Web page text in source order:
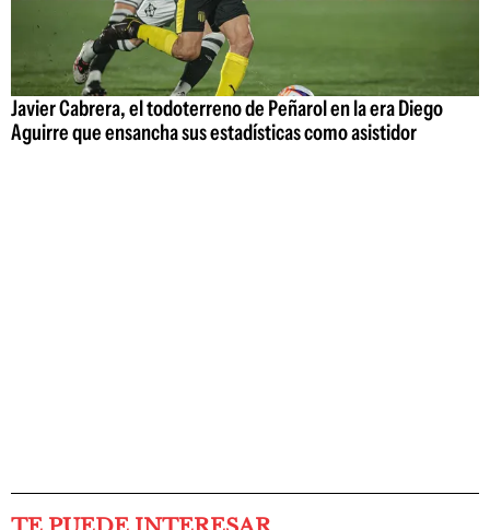
Javier Cabrera, el todoterreno de Peñarol en la era Diego
Aguirre que ensancha sus estadísticas como asistidor